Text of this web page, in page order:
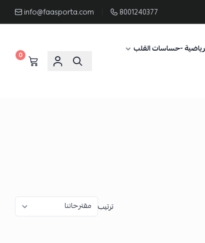
8001240377
info@faasporta.com
-حساسات القلب
0
ترتيب